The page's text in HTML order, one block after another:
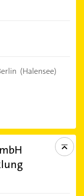
(Halensee)